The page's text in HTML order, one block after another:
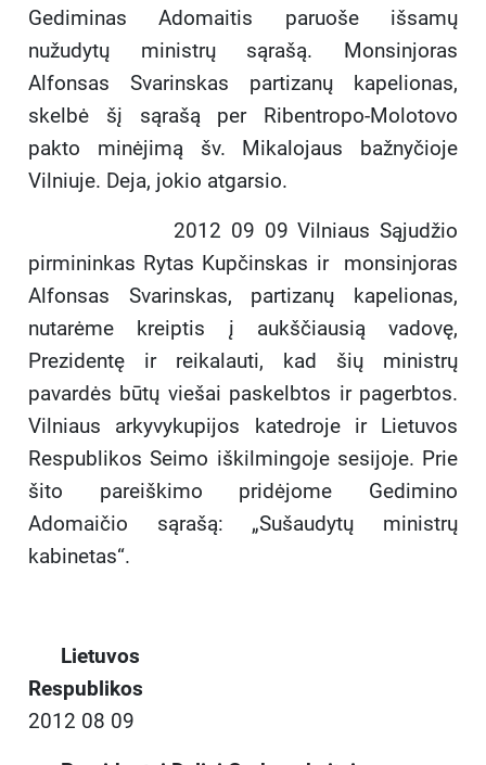
Gediminas Adomaitis paruoše išsamų
nužudytų ministrų sąrašą. Monsinjoras
Alfonsas Svarinskas partizanų kapelionas,
skelbė šį sąrašą per Ribentropo-Molotovo
pakto minėjimą šv. Mikalojaus bažnyčioje
Vilniuje. Deja, jokio atgarsio.
2012 09 09 Vilniaus Sąjudžio
pirmininkas Rytas Kupčinskas ir monsinjoras
Alfonsas Svarinskas, partizanų kapelionas,
nutarėme kreiptis į aukščiausią vadovę,
Prezidentę ir reikalauti, kad šių ministrų
pavardės būtų viešai paskelbtos ir pagerbtos.
Vilniaus arkyvykupijos katedroje ir Lietuvos
Respublikos Seimo iškilmingoje sesijoje. Prie
šito pareiškimo pridėjome Gedimino
Adomaičio sąrašą: „Sušaudytų ministrų
kabinetas“.
Lietuvos
Respublikos
2012 08 09